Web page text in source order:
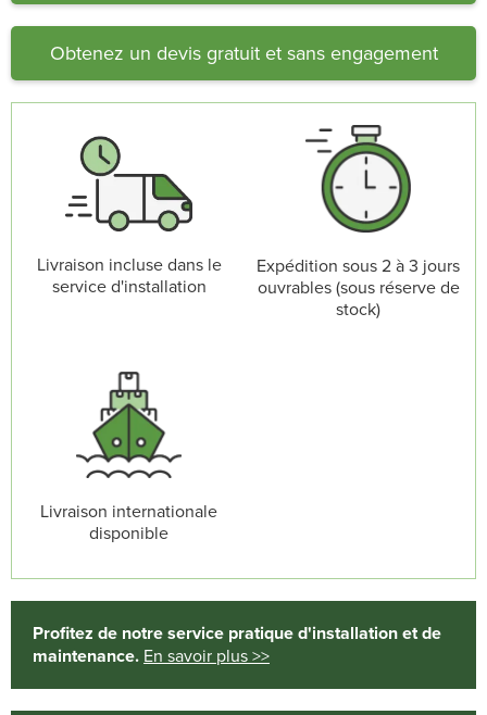
Obtenez un devis gratuit et sans engagement
Livraison incluse dans le
service d'installation
Expédition sous 2 à 3 jours
ouvrables (sous réserve de
stock)
Livraison internationale
disponible
Profitez de notre service pratique d'installation et de
maintenance. En savoir plus >>